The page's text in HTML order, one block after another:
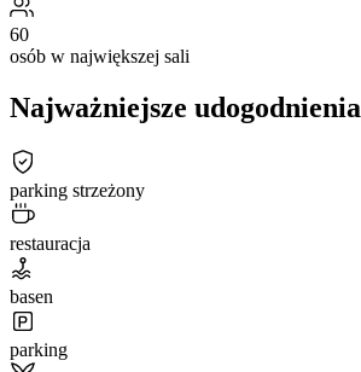
60
osób w największej sali
Najważniejsze udogodnienia
parking strzeżony
restauracja
basen
parking